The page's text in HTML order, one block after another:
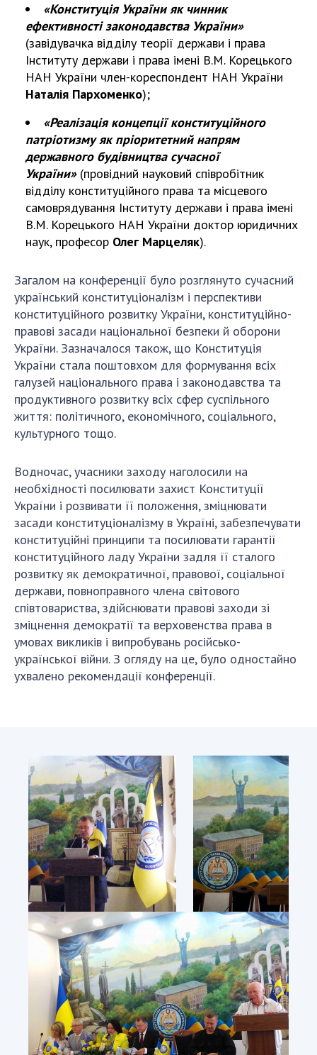
«Конституція України як чинник
ефективності законодавства України»
(завідувачка відділу теорії держави і права
Інституту держави і права імені В.М. Корецького
НАН України член-кореспондент НАН України
Наталія Пархоменко);
«Реалізація концепції конституційного
патріотизму як пріоритетний напрям
державного будівництва сучасної
України» (провідний науковий співробітник
відділу конституційного права та місцевого
самоврядування Інституту держави і права імені
В.М. Корецького НАН України доктор юридичних
наук, професор Олег Марцеляк).
Загалом на конференції було розглянуто сучасний
український конституціоналізм і перспективи
конституційного розвитку України, конституційно-
правові засади національної безпеки й оборони
України. Зазначалося також, що Конституція
України стала поштовхом для формування всіх
галузей національного права і законодавства та
продуктивного розвитку всіх сфер суспільного
життя: політичного, економічного, соціального,
культурного тощо.
Водночас, учасники заходу наголосили на
необхідності посилювати захист Конституції
України і розвивати її положення, зміцнювати
засади конституціоналізму в Україні, забезпечувати
конституційні принципи та посилювати гарантії
конституційного ладу України задля її сталого
розвитку як демократичної, правової, соціальної
держави, повноправного члена світового
співтовариства, здійснювати правові заходи зі
зміцнення демократії та верховенства права в
умовах викликів і випробувань російсько-
української війни. З огляду на це, було одностайно
ухвалено рекомендації конференції.